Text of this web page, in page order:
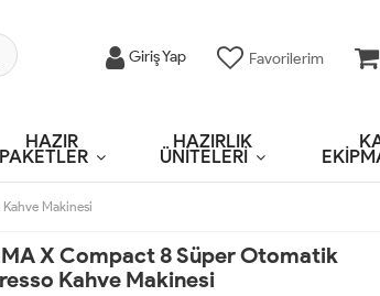
Giriş Yap Favorilerim
HAZIR
PAKETLER
HAZIRLIK
ÜNİTELERİ
Makinesi
X Compact 8 Süper Otomatik
Kahve Makinesi